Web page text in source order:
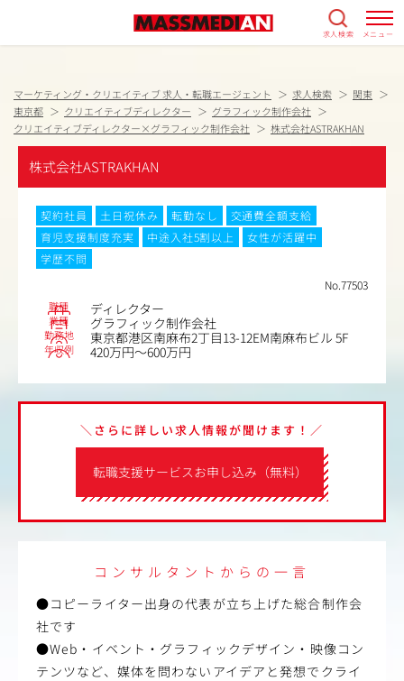
求人検索 メニュー
マーケティング・クリエイティブ 求人・転職エージェント 求人検索
関東
東京都
クリエイティブディレクター
グラフィック制作会社
クリエイティブディレクター×グラフィック制作会社
株式会社ASTRAKHAN
株式会社ASTRAKHAN
契約社員 土日祝休み 転勤なし
交通費全額支給
育児支援制度充実
中途入社5割以上
女性が活躍中
学歴不問
No.77503
職種 ディレクター
業種 グラフィック制作会社
勤務地 東京都港区南麻布2丁目13-12EM南麻布ビル 5F
年収例 420万円～600万円
転職支援サービスお申し込み（無料）
＼さらに詳しい求人情報が聞けます！／
コンサルタントからの一言
●コピーライター出身の代表が立ち上げた総合制作会
社です
●Web・イベント・グラフィックデザイン・映像コン
テンツなど、媒体を問わないアイデアと発想でクライ